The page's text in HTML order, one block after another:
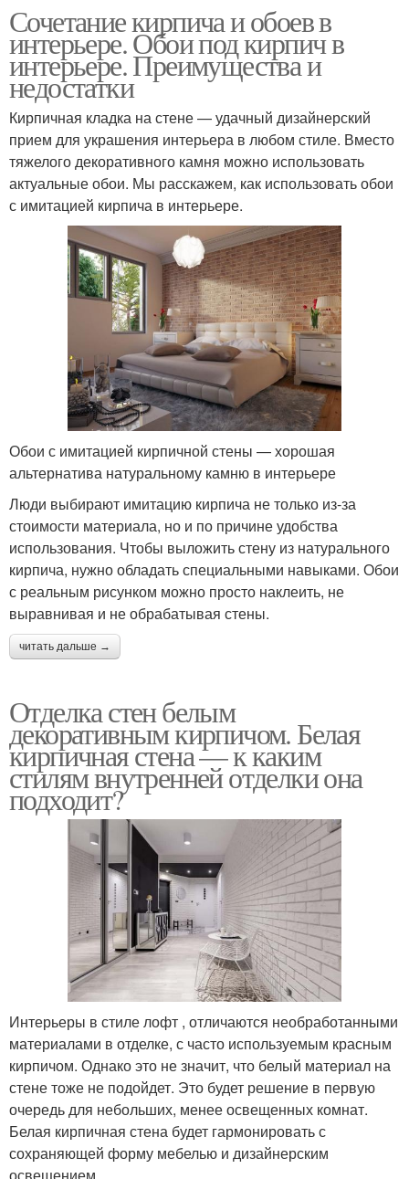
Сочетание кирпича и обоев в
интерьере. Обои под кирпич в
интерьере. Преимущества и
недостатки
Кирпичная кладка на стене — удачный дизайнерский
прием для украшения интерьера в любом стиле. Вместо
тяжелого декоративного камня можно использовать
актуальные обои. Мы расскажем, как использовать обои
с имитацией кирпича в интерьере.
Обои с имитацией кирпичной стены — хорошая
альтернатива натуральному камню в интерьере
Люди выбирают имитацию кирпича не только из-за
стоимости материала, но и по причине удобства
использования. Чтобы выложить стену из натурального
кирпича, нужно обладать специальными навыками. Обои
с реальным рисунком можно просто наклеить, не
выравнивая и не обрабатывая стены.
читать дальше →
Отделка стен белым
декоративным кирпичом. Белая
кирпичная стена — к каким
стилям внутренней отделки она
подходит?
Интерьеры в стиле лофт , отличаются необработанными
материалами в отделке, с часто используемым красным
кирпичом. Однако это не значит, что белый материал на
стене тоже не подойдет. Это будет решение в первую
очередь для небольших, менее освещенных комнат.
Белая кирпичная стена будет гармонировать с
сохраняющей форму мебелью и дизайнерским